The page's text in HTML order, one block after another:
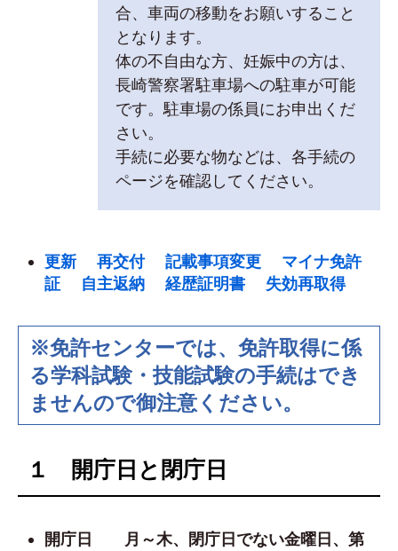
合、車両の移動をお願いすること
となります。
体の不自由な方、妊娠中の方は、
長崎警察署駐車場への駐車が可能
です。駐車場の係員にお申出くだ
さい。
手続に必要な物などは、各手続の
ページを確認してください。
更新 再交付 記載事項変更
マイナ免許
証
自主返納 経歴証明書 失効再取得
※免許センターでは、免許取得に係
る学科試験・技能試験の手続はでき
ませんので御注意ください。
１ 開庁日と閉庁日
開庁日 月～木、閉庁日でない金曜日、第